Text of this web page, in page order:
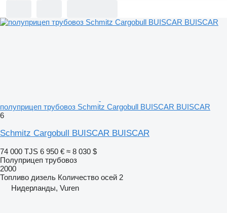
полуприцеп трубовоз Schmitz Cargobull BUISCAR BUISCAR
6
Schmitz Cargobull BUISCAR BUISCAR
74 000 TJS 6 950 € ≈ 8 030 $
Полуприцеп трубовоз
2000
Топливо дизель Количество осей 2
Нидерланды, Vuren